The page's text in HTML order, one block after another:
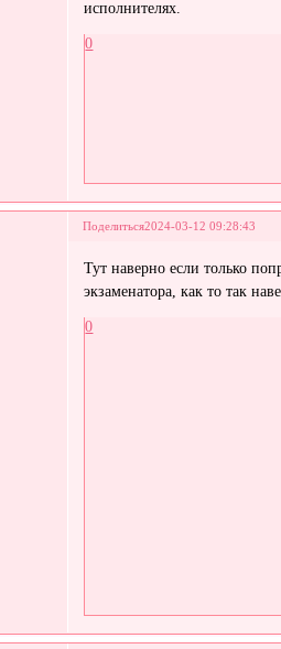
исполнителях.
0
Поделиться2024-03-12 09:28:43
Тут наверно если только
экзаменатора, как то так
0